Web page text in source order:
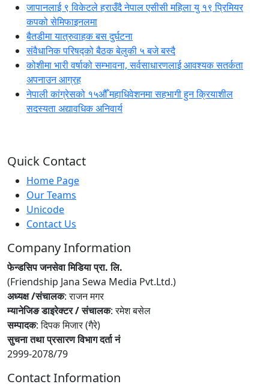
जापानलाई ९ विकेटले हराउँदै नेपाल एसीसी महिला यु १९ प्रिमियर
कपको सेमिफाइनलमा
बैतडीमा यात्रुवाहक बस दुर्घटना
संवैधानिक परिषद्को बैठक बेलुकी ५ बजे बस्दै
कोशीमा भारी वर्षाको सम्भावना, सर्वसाधारणलाई आवश्यक सतर्कता
अपनाउन आग्रह
नेपाली कांग्रेसको १५औँ महाधिवेशनमा सहभागी हुन क्रियाशील
सदस्यता अद्यावधिक अनिवार्य
Quick Contact
Home Page
Our Teams
Unicode
Contact Us
Company Information
फेन्डसिप जनसेवा मिडिया प्रा. लि.
(Friendship Jana Sewa Media Pvt.Ltd.)
अध्यक्ष /संचालक: राजन मगर
म्यानेजिङ डाइरेक्टर / संचालक: रमेश बसेल
सम्पादक: दिपक मिजार (गैरे)
सुचना तथा प्रसारण विभाग दर्ता नं
2999-2078/79
Contact Information